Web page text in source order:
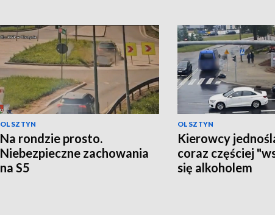
OLSZTYN
Na rondzie prosto.
Niebezpieczne zachowania
na S5
OLSZTYN
Kierowcy
coraz częściej
się alkoholem